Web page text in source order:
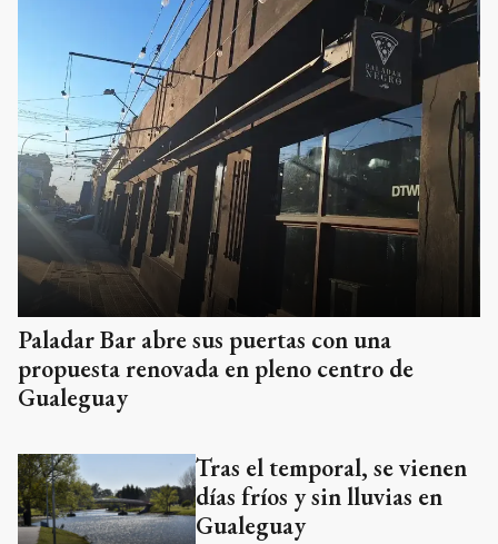
Paladar Bar abre sus puertas con una
propuesta renovada en pleno centro de
Gualeguay
Tras el temporal, se vienen
días fríos y sin lluvias en
Gualeguay